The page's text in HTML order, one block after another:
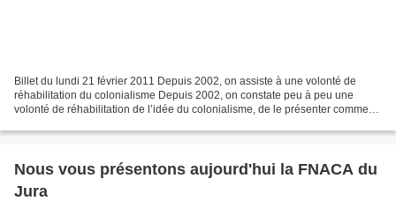
Billet du lundi 21 février 2011 Depuis 2002, on assiste à une volonté de
réhabilitation du colonialisme Depuis 2002, on constate peu à peu une
volonté de réhabilitation de l’idée du colonialisme, de le présenter comme
Nous vous présentons aujourd'hui la FNACA du
Jura